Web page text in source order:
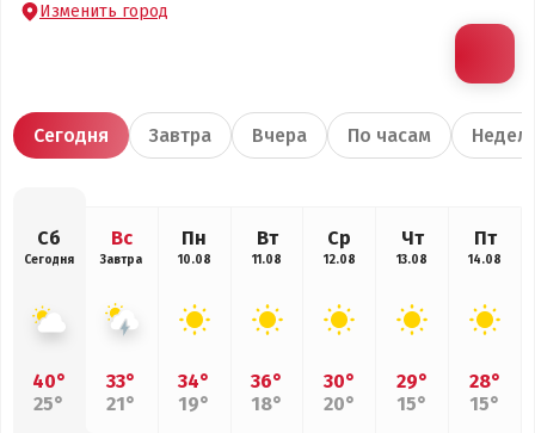
Изменить город
Сегодня Завтра Вчера По часам
Сб
Сегодня
40°
25°
Вс
Завтра
33°
21°
Пн
10.08
34°
19°
Вт
11.08
36°
18°
Ср
12.08
30°
20°
Чт
13.08
29°
15°
Пт
14.08
28°
15°